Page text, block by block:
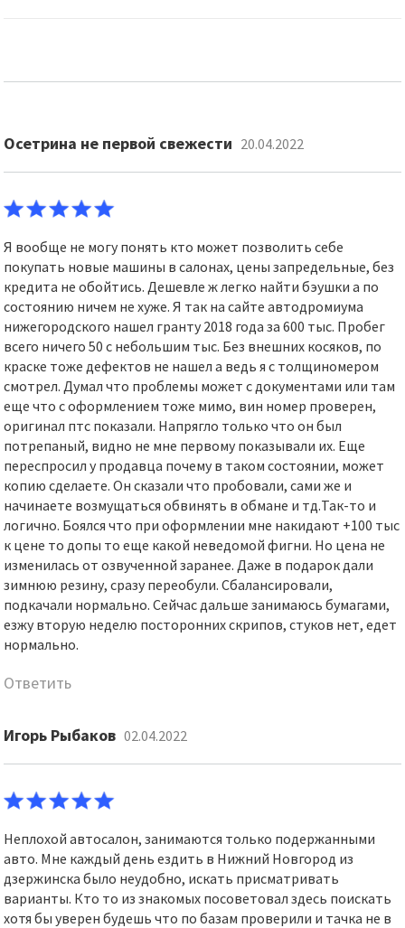
Осетрина не первой свежести 20.04.2022
Я вообще не могу понять кто может позволить себе
покупать новые машины в салонах, цены запредельные, без
кредита не обойтись. Дешевле ж легко найти бэушки а по
состоянию ничем не хуже. Я так на сайте автодромиума
нижегородского нашел гранту 2018 года за 600 тыс. Пробег
всего ничего 50 с небольшим тыс. Без внешних косяков, по
краске тоже дефектов не нашел а ведь я с толщиномером
смотрел. Думал что проблемы может с документами или там
еще что с оформлением тоже мимо, вин номер проверен,
оригинал птс показали. Напрягло только что он был
потрепаный, видно не мне первому показывали их. Еще
переспросил у продавца почему в таком состоянии, может
копию сделаете. Он сказали что пробовали, сами же и
начинаете возмущаться обвинять в обмане и тд.Так-то и
логично. Боялся что при оформлении мне накидают +100 тыс
к цене то допы то еще какой неведомой фигни. Но цена не
изменилась от озвученной заранее. Даже в подарок дали
зимнюю резину, сразу переобули. Сбалансировали,
подкачали нормально. Сейчас дальше занимаюсь бумагами,
езжу вторую неделю посторонних скрипов, стуков нет, едет
нормально.
Ответить
Игорь Рыбаков 02.04.2022
Неплохой автосалон, занимаются только подержанными
авто. Мне каждый день ездить в Нижний Новгород из
дзержинска было неудобно, искать присматривать
варианты. Кто то из знакомых посоветовал здесь поискать
хотя бы уверен будешь что по базам проверили и тачка не в